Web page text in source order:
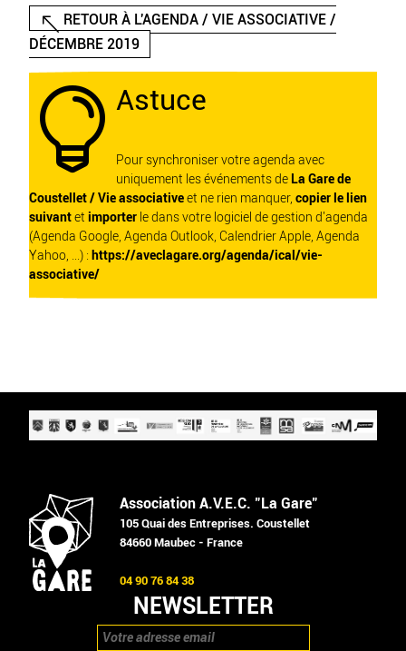
RETOUR À L'AGENDA / VIE ASSOCIATIVE /
DÉCEMBRE 2019
 Astuce
Pour synchroniser votre agenda avec
uniquement les événements de La Gare de
Coustellet / Vie associativeet ne rien manquer, copier le lien
suivantet importer le dans votre logiciel de gestion d'agenda
(Agenda Google, Agenda Outlook, Calendrier Apple, Agenda
Yahoo, ...) : https://aveclagare.org/agenda/ical/vie-
associative/
Association A.V.E.C. "La Gare"
105 Quai des Entreprises. Coustellet
84660 Maubec - France
04 90 76 84 38
NEWSLETTER